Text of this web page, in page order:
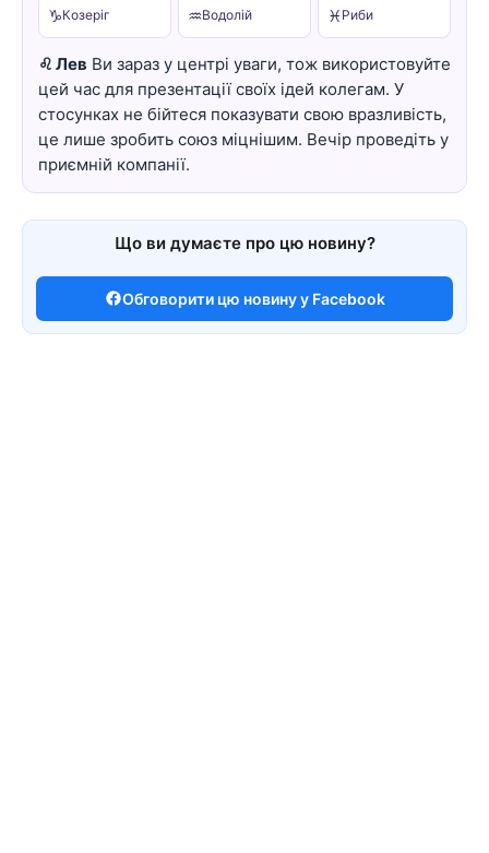
♑Козеріг ♒Водолій ♓ Риби
♌ Лев Ви зараз у центрі уваги, тож використовуйте
цей час для презентації своїх ідей колегам. У
стосунках не бійтеся показувати свою вразливість,
це лише зробить союз міцнішим. Вечір проведіть у
приємній компанії.
Що ви думаєте про цю новину?
Обговорити цю новину у Facebook